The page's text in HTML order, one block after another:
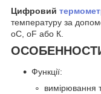
Цифровий
температуру за
oC, oF або К.
Функції:
вимірювання